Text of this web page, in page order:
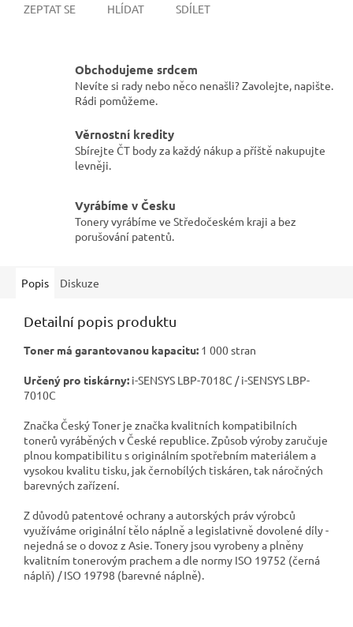
ZEPTAT SE HLÍDAT SDÍLET
Obchodujeme srdcem
Nevíte si rady nebo něco nenašli? Zavolejte, napište.
Rádi pomůžeme.
Věrnostní kredity
Sbírejte ČT body za každý nákup a příště nakupujte
levněji.
Vyrábíme v Česku
Tonery vyrábíme ve Středočeském kraji a bez
porušování patentů.
Popis Diskuze
Detailní popis produktu
Toner má garantovanou kapacitu: 1 000 stran
Určený pro tiskárny: i-SENSYS LBP-7018C / i-SENSYS LBP-
7010C
Značka Český Toner je značka kvalitních kompatibilních
tonerů vyráběných v České republice. Způsob výroby zaručuje
plnou kompatibilitu s originálním spotřebním materiálem a
vysokou kvalitu tisku, jak černobílých tiskáren, tak náročných
barevných zařízení.
Z důvodů patentové ochrany a autorských práv výrobců
využíváme originální tělo náplně a legislativně dovolené díly -
nejedná se o dovoz z Asie. Tonery jsou vyrobeny a plněny
kvalitním tonerovým prachem a dle normy ISO 19752 (černá
náplň) / ISO 19798 (barevné náplně).